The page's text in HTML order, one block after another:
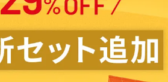
商品カテゴリーから探す TOP
エンリッチリフトライン
イン
センシティブライン